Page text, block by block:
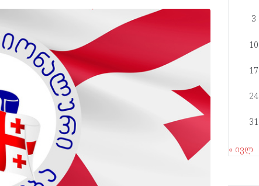
3
10
17
24
31
« ივლ